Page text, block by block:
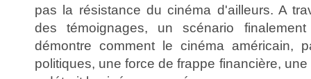
pas la résistance du cinéma d'ailleurs. A
des témoignages, un scénario
démontre comment le cinéma américain,
politiques, une force de frappe financière,